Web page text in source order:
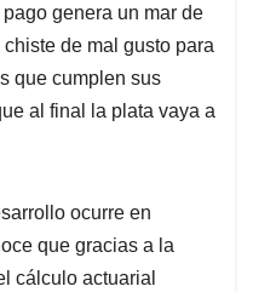
genera un mar de
de mal gusto para
que cumplen sus
al final la plata vaya a
ocurre en
que gracias a la
cálculo actuarial